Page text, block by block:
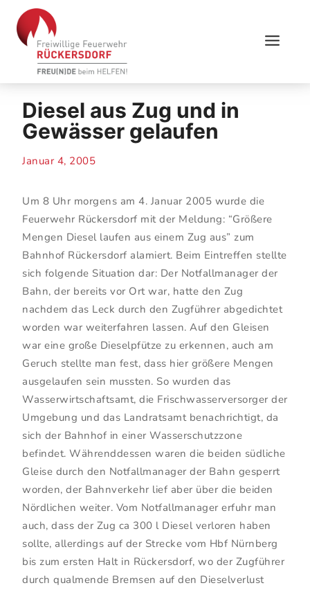
content
Diesel aus Zug und in
Gewässer gelaufen
Januar 4, 2005
Um 8 Uhr morgens am 4. Januar 2005 wurde die
Feuerwehr Rückersdorf mit der Meldung: “Größere
Mengen Diesel laufen aus einem Zug aus” zum
Bahnhof Rückersdorf alamiert. Beim Eintreffen stellte
sich folgende Situation dar: Der Notfallmanager der
Bahn, der bereits vor Ort war, hatte den Zug
nachdem das Leck durch den Zugführer abgedichtet
worden war weiterfahren lassen. Auf den Gleisen
war eine große Dieselpfütze zu erkennen, auch am
Geruch stellte man fest, dass hier größere Mengen
ausgelaufen sein mussten. So wurden das
Wasserwirtschaftsamt, die Frischwasserversorger der
Umgebung und das Landratsamt benachrichtigt, da
sich der Bahnhof in einer Wasserschutzzone
befindet. Währenddessen waren die beiden südliche
Gleise durch den Notfallmanager der Bahn gesperrt
worden, der Bahnverkehr lief aber über die beiden
Nördlichen weiter. Vom Notfallmanager erfuhr man
auch, dass der Zug ca 300 l Diesel verloren haben
sollte, allerdings auf der Strecke vom Hbf Nürnberg
bis zum ersten Halt in Rückersdorf, wo der Zugführer
durch qualmende Bremsen auf den Dieselverlust